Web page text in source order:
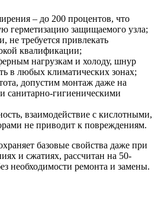
– до 200 процентов, что
герметизацию защищаемого узла;
не требуется привлекать
квалификации;
нагрузкам и холоду, шнур
в любых климатических зонах;
допустим монтаж даже на
санитарно-гигиеническими
взаимодействие с кислотными,
не приводит к повреждениям.
базовые свойства даже при
и сжатиях, рассчитан на 50-
необходимости ремонта и замены.